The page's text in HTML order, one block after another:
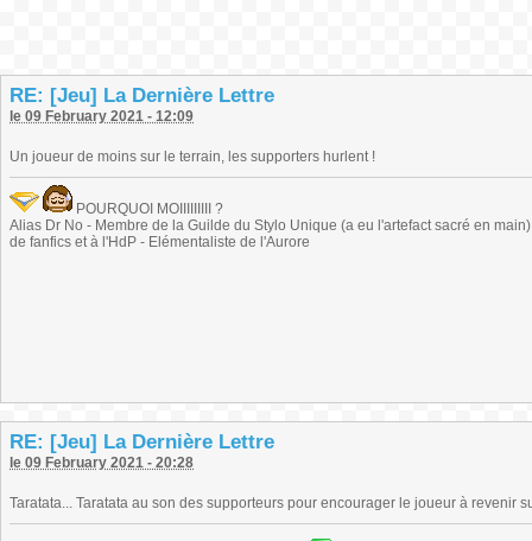
RE: [Jeu] La Dernière Lettre
le 09 February 2021 - 12:09
Un joueur de moins sur le terrain, les supporters hurlent !
POURQUOI MOIIIIIIIII ?
Alias Dr No - Membre de la Guilde du Stylo Unique (a eu l'artefact sacré en
de fanfics et à l'HdP - Elémentaliste de l'Aurore
RE: [Jeu] La Dernière Lettre
le 09 February 2021 - 20:28
Taratata... Taratata au son des supporteurs pour encourager le joueur à revenir